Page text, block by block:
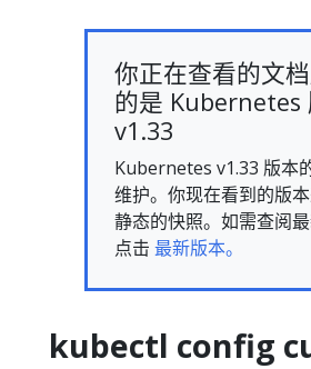
你正在查看的文
的是 Kubernetes
v1.33
Kubernetes v1.33 版本
维护。你现在看到的版
静态的快照。如需查阅
点击 最新版本。
kubectl config